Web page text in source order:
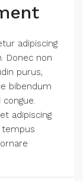
adipiscing
Donec non
purus,
bibendum
adipiscing